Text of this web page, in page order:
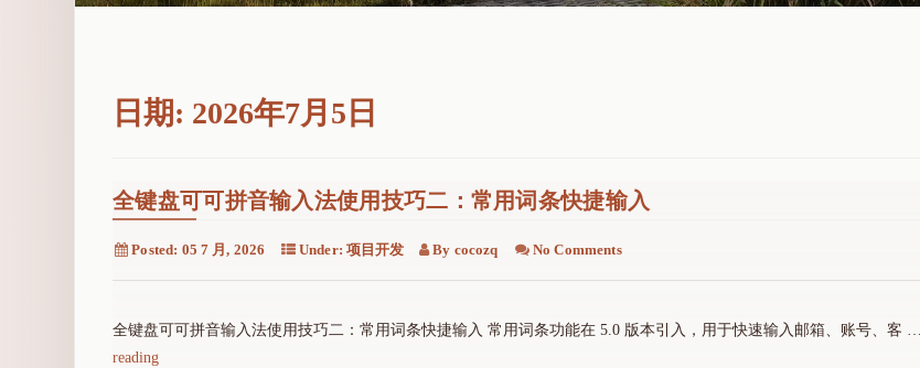
日期: 2026年7月5日
全键盘可可拼音输入法使用技巧二：常用词条快捷输入
Posted: 05 7 月, 2026 Under: 项目开发 By cocozq No Comments
全键盘可可拼音输入法使用技巧二：常用词条快捷输入 常用词条功能在 5.0 版本引入，用于快速输入邮箱、账号、客 …
reading"